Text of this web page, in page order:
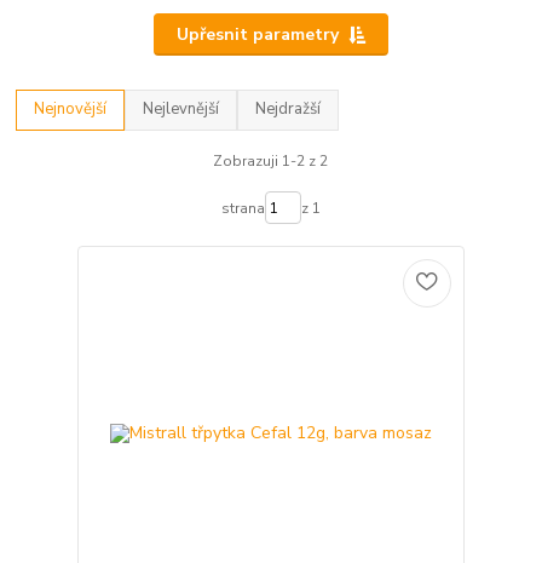
Upřesnit parametry
Nejnovější Nejlevnější Nejdražší
Zobrazuji 1-2 z 2
strana z 1